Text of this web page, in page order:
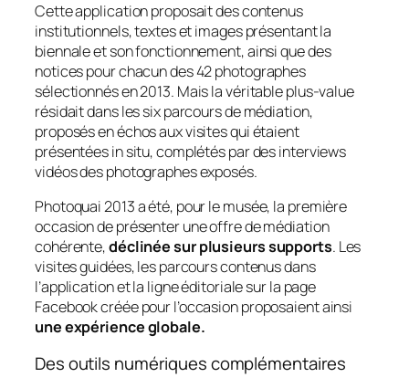
Cette application proposait des contenus
institutionnels, textes et images présentant la
biennale et son fonctionnement, ainsi que des
notices pour chacun des 42 photographes
sélectionnés en 2013. Mais la véritable plus-value
résidait dans les six parcours de médiation,
proposés en échos aux visites qui étaient
présentées in situ, complétés par des interviews
vidéos des photographes exposés.
Photoquai 2013 a été, pour le musée, la première
occasion de présenter une offre de médiation
cohérente,déclinée sur plusieurs supports. Les
visites guidées, les parcours contenus dans
l’application et la ligne éditoriale sur la page
Facebook créée pour l’occasion proposaient ainsi
une expérience globale.
Des outils numériques complémentaires